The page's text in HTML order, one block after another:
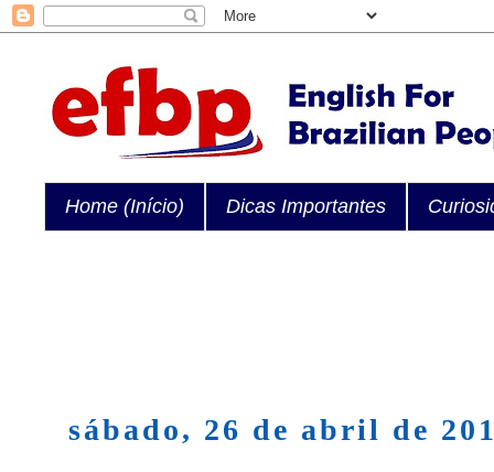
Home (Início) Dicas Importantes
sábado, 26 de abril de